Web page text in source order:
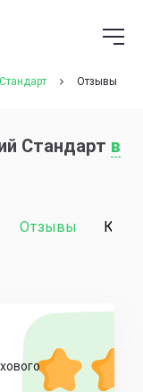
Отзывы
Стандарт в
Отзывы